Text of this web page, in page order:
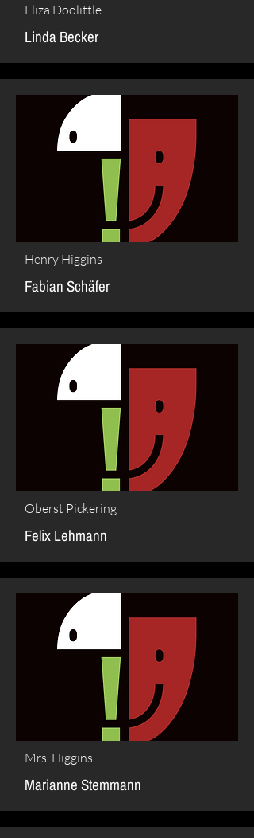
Eliza Doolittle
Linda Becker
Henry Higgins
Fabian Schäfer
Oberst Pickering
Felix Lehmann
Mrs. Higgins
Marianne Stemmann